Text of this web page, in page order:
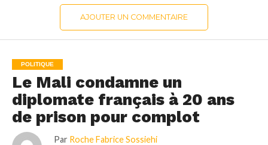
AJOUTER UN COMMENTAIRE
POLITIQUE
Le Mali condamne un
diplomate français à 20 ans
de prison pour complot
Par Roche Fabrice Sossiehi